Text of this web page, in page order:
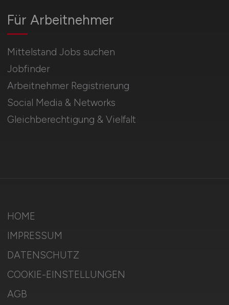
Für Arbeitnehmer
Mittelstand Jobs suchen
Jobfinder
Arbeitnehmer Registrierung
Social Media & Networks
Gleichberechtigung & Vielfalt
HOME
IMPRESSUM
DATENSCHUTZ
COOKIE-EINSTELLUNGEN
AGB